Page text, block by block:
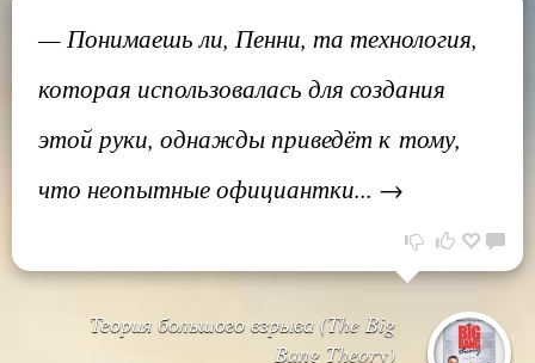
— Понимаешь ли, Пенни, та технология,
которая использовалась для создания
этой руки, однажды приведёт к тому,
что неопытные официантки... →
Теория большого взрыва (The Big
Bang Theory)